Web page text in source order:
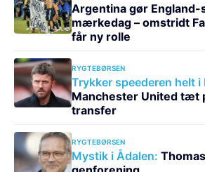
Argentina gør England-
mærkedag – omstridt
får ny rolle
RYGTEBØRSEN
Trykker speederen helt i
Manchester United tæt
transfer
RYGTEBØRSEN
Mystik i Ådalen: